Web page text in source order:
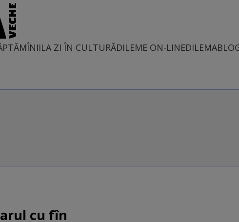
LA ZI ÎN CULTURĂDILEME ON-LINE
cu fîn